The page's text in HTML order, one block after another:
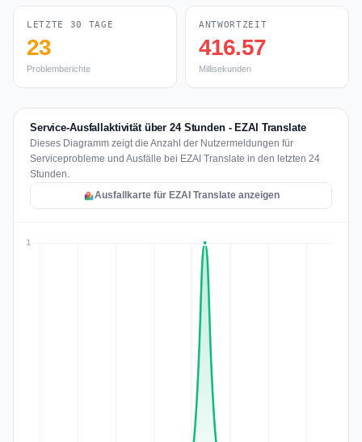
LETZTE 30 TAGE
23
Problemberichte
ANTWORTZEIT
416.57
Millisekunden
Service-Ausfallaktivität über 24 Stunden - EZAI Translate
Dieses Diagramm zeigt die Anzahl der Nutzermeldungen für
Serviceprobleme und Ausfälle bei EZAI Translate in den letzten 24
Stunden.
Ausfallkarte für EZAI Translate anzeigen